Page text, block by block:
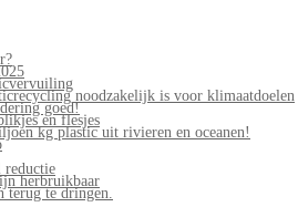
noodzakelijk is voor klimaatdoelen
goed!
en flesjes
kg plastic uit rivieren en oceanen!
reductie
herbruikbaar
terug te dringen.